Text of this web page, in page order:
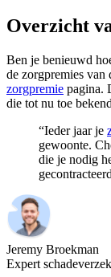
Overzicht
Ben je benieuwd
de zorgpremies van
zorgpremie pagina.
die tot nu toe
“Ieder jaar je
gewoonte.
die je nodig
Jeremy Broekman
Expert